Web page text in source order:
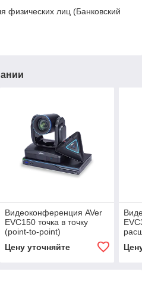
физических лиц (Банковский
Видеоконференция AVer
EVC150 точка в точку
(point-to-point)
Цену уточняйте